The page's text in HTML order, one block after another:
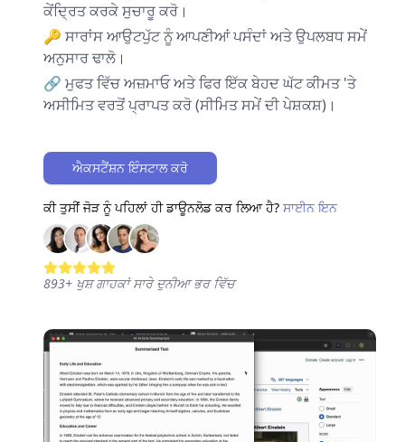
ਕੇਂਦ੍ਰਿਤ ਕਰਕੇ ਸੁਚਾਰੂ ਕਰੋ।
🔑 ਸਾਰਾਂਸ ਆਉਟਪੁੱਟ ਨੂੰ ਆਪਣੀਆਂ ਪਸੰਦਾਂ ਅਤੇ ਉਪਲਬਧ ਸਮੇਂ
ਅਨੁਸਾਰ ਢਾਲੋ।
🔗 ਮੁਫਤ ਵਿੱਚ ਅਜ਼ਮਾਓ ਅਤੇ ਫਿਰ ਇੱਕ ਬੇਹਦ ਘੱਟ ਕੀਮਤ 'ਤੇ
ਅਸੀਮਿਤ ਵਰਤੋਂ ਪ੍ਰਾਪਤ ਕਰੋ (ਸੀਮਿਤ ਸਮੇਂ ਦੀ ਪੇਸ਼ਕਸ਼)।
ਐਕਸਟੈਂਸ਼ਨ ਇੰਸਟਾਲ ਕਰੋ
ਕੀ ਤੁਸੀਂ ਜੋੜ ਨੂੰ ਪਹਿਲਾਂ ਹੀ ਡਾਊਨਲੋਡ ਕਰ ਲਿਆ ਹੈ? ਸਾਈਨ ਇਨ
893+ ਖੁਸ਼ ਗਾਹਕਾਂ ਸਾਰੇ ਦੁਨੀਆ ਭਰ ਵਿੱਚ